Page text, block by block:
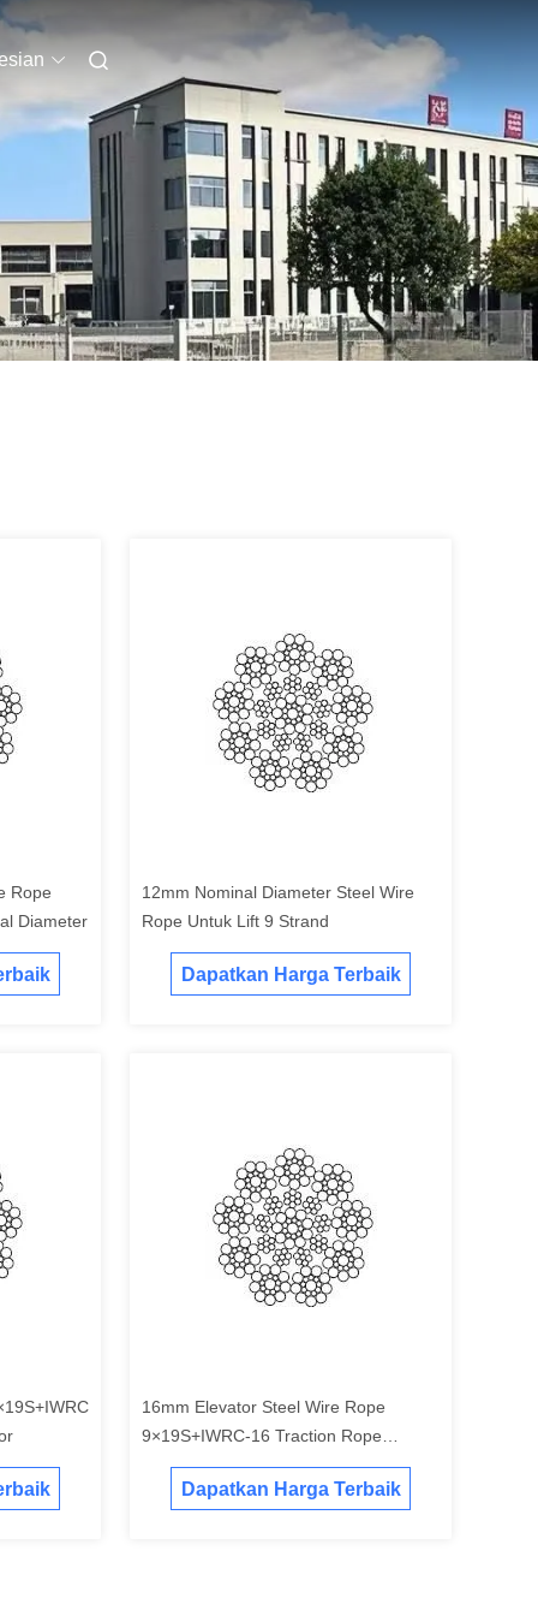
Rope
Diameter
12mm Nominal Diameter Steel Wire
Rope Untuk Lift 9 Strand
Dapatkan Harga Terbaik
16mm Elevator Steel Wire Rope
9×19S+IWRC-16 Traction Rope
Mechanical Transmission
Dapatkan Harga Terbaik